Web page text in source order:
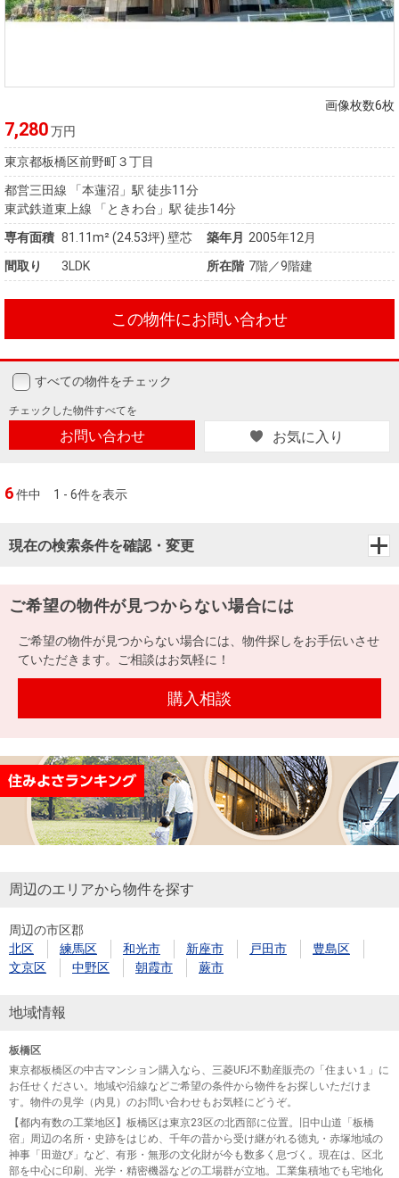
画像枚数6枚
7,280万円
東京都板橋区前野町３丁目
都営三田線 「本蓮沼」駅 徒歩11分
東武鉄道東上線 「ときわ台」駅 徒歩14分
専有面積 81.11m²(24.53坪) 壁芯 築年月 2005年12月
間取り
3LDK 所在階 7階／9階建
この物件にお問い合わせ
すべての物件をチェック
チェックした物件すべてを
お問い合わせ お気に入り
6件中 1 - 6件を表示
現在の検索条件を確認・変更
ご希望の物件が見つからない場合には
ご希望の物件が見つからない場合には、物件探しをお手伝いさせ
ていただきます。ご相談はお気軽に！
購入相談
周辺のエリアから物件を探す
周辺の市区郡
北区
練馬区 和光市 新座市 戸田市
豊島区
文京区
中野区 朝霞市 蕨市
地域情報
板橋区
東京都板橋区の中古マンション購入なら、三菱UFJ不動産販売の「住まい１」に
お任せください。地域や沿線などご希望の条件から物件をお探しいただけま
す。物件の見学（内見）のお問い合わせもお気軽にどうぞ。
【都内有数の工業地区】板橋区は東京23区の北西部に位置。旧中山道「板橋
宿」周辺の名所・史跡をはじめ、千年の昔から受け継がれる徳丸・赤塚地域の
神事「田遊び」など、有形・無形の文化財が今も数多く息づく。現在は、区北
部を中心に印刷、光学・精密機器などの工場群が立地。工業集積地でも宅地化